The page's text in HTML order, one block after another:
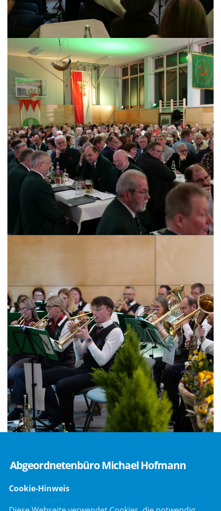
Abgeordnetenbüro Michael Hofmann
Bayreuther Straße 9
Cookie-Hinweis